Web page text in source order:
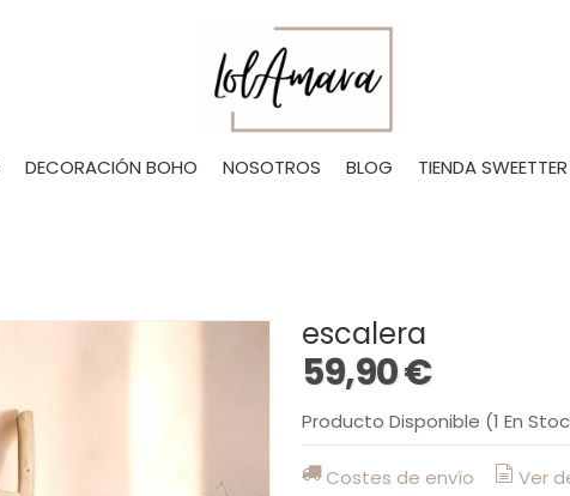
DECORACIÓN BOHO NOSOTROS BLOG TIENDA SWEETTER
escalera
59,90 €
Producto Disponible (1 En
Costes de envío Ver